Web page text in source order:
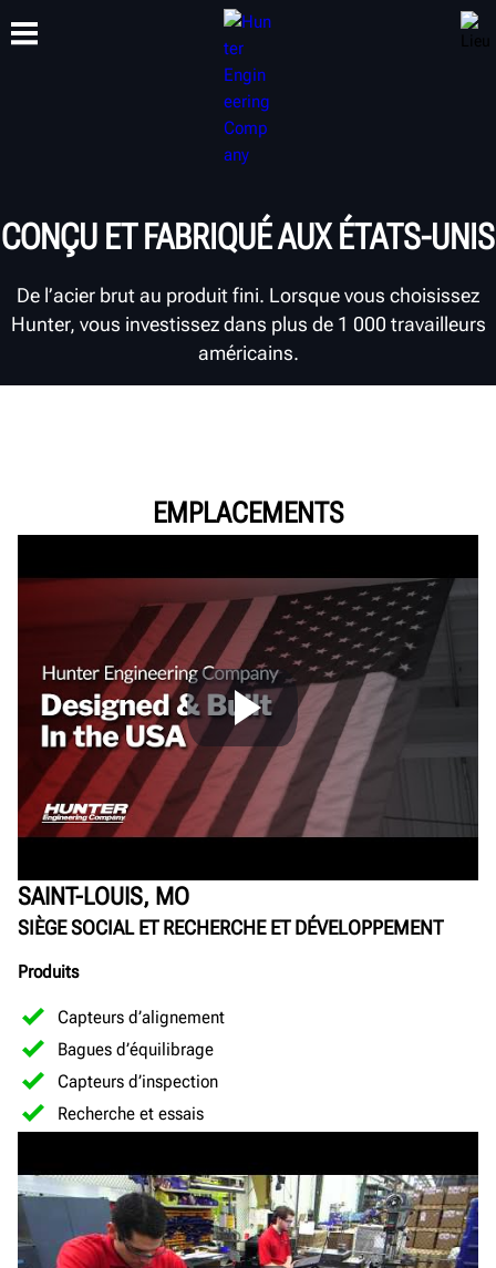
FORMATION
CONÇU ET FABRIQUÉ AUX ÉTATS-UNIS
De l’acier brut au produit fini. Lorsque vous choisissez
Hunter, vous investissez dans plus de 1 000 travailleurs
américains.
EMPLACEMENTS
SAINT-LOUIS, MO
SIÈGE SOCIAL ET RECHERCHE ET DÉVELOPPEMENT
Produits
Capteurs d’alignement
Bagues d’équilibrage
Capteurs d’inspection
Recherche et essais